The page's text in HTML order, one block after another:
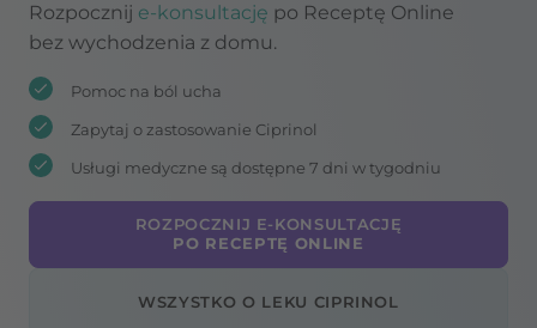
Rozpocznij e-konsultację po Receptę Online
bez wychodzenia z domu.
Pomoc na ból ucha
Zapytaj o zastosowanie Ciprinol
Usługi medyczne są dostępne 7 dni w tygodniu
ROZPOCZNIJ E-KONSULTACJĘ
PO RECEPTĘ ONLINE
WSZYSTKO O LEKU CIPRINOL